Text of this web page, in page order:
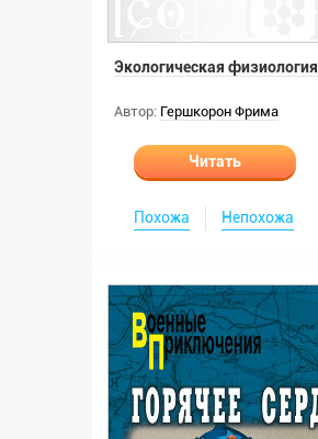
Экологическая физиология
Автор: Гершкорон Фрима
Читать
Похожа Непохожа